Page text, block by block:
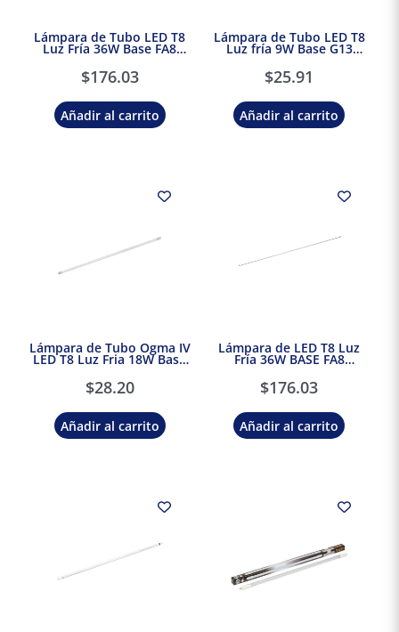
Lámpara de Tubo LED T8
Luz Fría 36W Base FA8
$176.03
Añadir al carrito
Lámpara de Tubo LED T8
Luz fría 9W Base G13
$25.91
Añadir al carrito
Lámpara de Tubo Ogma IV
LED T8 Luz Fria 18W Base
$28.20
Añadir al carrito
Lámpara de LED T8 Luz
Fría 36W BASE FA8
$176.03
Añadir al carrito